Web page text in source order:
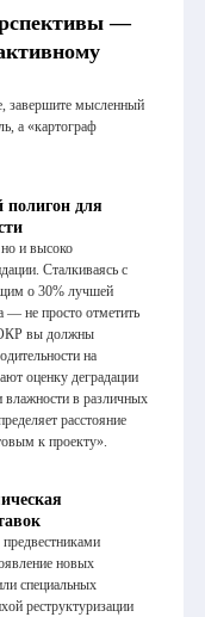
—
завершите мысленный
а «картограф
полигон для
и высоко
Сталкиваясь с
о 30% лучшей
— не просто отметить
вы должны
на
оценку деградации
влажности в различных
расстояние
к проекту».
новых
специальных
реструктуризации